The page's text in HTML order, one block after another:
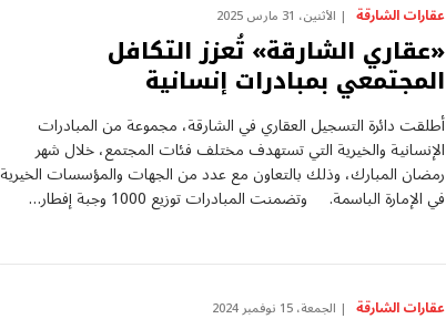
عقارات الشارقة الأثنين، 31 مارس 2025
«عقاري الشارقة» تُعزز التكافل
المجتمعي بمبادرات إنسانية
أطلقت دائرة التسجيل العقاري في الشارقة، مجموعة من المبادرات
الإنسانية والخيرية التي تستهدف مختلف فئات المجتمع، خلال شهر
رمضان المبارك، وذلك بالتعاون مع عدد من الجهات والمؤسسات الخيرية
في الإمارة الباسمة. وتضمنت المبادرات توزيع 1000 وجبة إفطار…
عقارات الشارقة الجمعة، 15 نوفمبر 2024